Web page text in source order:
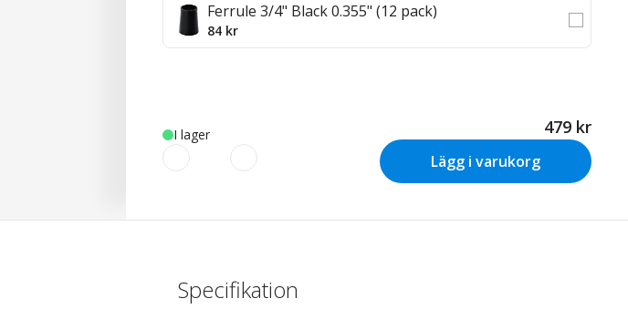
Ferrule 3/4" Black 0.355" (12 pack)
84 kr
I lager 479 kr
Lägg i varukorg
Specifikation